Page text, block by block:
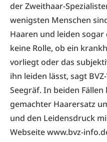
der Zweithaar-
wenigsten Menschen
Haaren und leiden
keine Rolle, ob ein
vorliegt oder das
ihn leiden lässt, sagt
Seegräf. In beiden
gemachter Haarersatz
und den Leidensdruck
Webseitewww.bvz-